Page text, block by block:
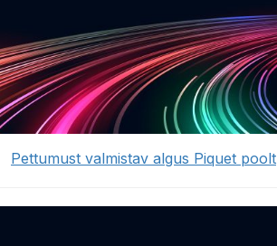
Pettumust valmistav algus Piquet poolt